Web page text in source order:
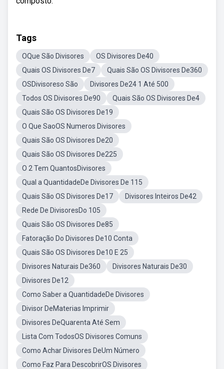
Tags
OQue São Divisores
OS Divisores De40
Quais OS Divisores De7
Quais São OS Divisores De360
OSDivisoreso São
Divisores De24 1 Até 500
Todos OS Divisores De90
Quais São OS Divisores De4
Quais São OS Divisores De19
O Que SaoOS Numeros Divisores
Quais São OS Divisores De20
Quais São OS Divisores De225
O 2 Tem QuantosDivisores
Qual a QuantidadeDe Divisores De 115
Quais São OS Divisores De17
Divisores Inteiros De42
Rede De DivisoresDo 105
Quais São OS Divisores De85
Fatoração Do Divisores De10 Conta
Quais São OS Divisores De10 E 25
Divisores Naturais De360
Divisores Naturais De30
Divisores De12
Como Saber a QuantidadeDe Divisores
Divisor DeMaterias Imprimir
Divisores DeQuarenta Até Sem
Lista Com TodosOS Divisores Comuns
Como Achar Divisores DeUm Número
Como Faz Para DescobrirOS Divisores